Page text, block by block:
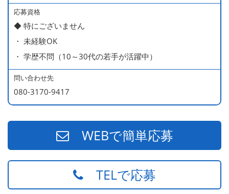
応募資格
◆ 特にございません
・ 未経験OK
・ 学歴不問（10～30代の若手が活躍中）
問い合わせ先
080-3170-9417
WEBで簡単応募
TELで応募